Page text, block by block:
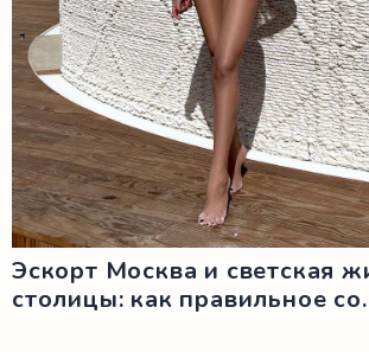
Эскорт Москва и светская
столицы: как правильное